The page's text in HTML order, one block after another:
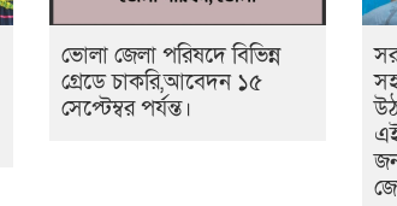
ভোলা জেলা পরিষদে বিভিন্ন
গ্রেডে চাকরি,আবেদন ১৫
সেপ্টেম্বর পর্যন্ত।